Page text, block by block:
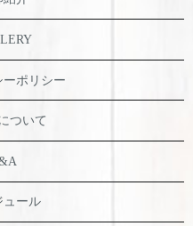
ーポリシー
ついて
ュール